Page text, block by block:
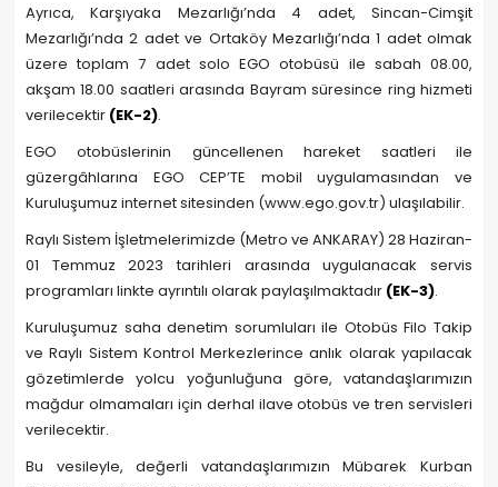
Ayrıca, Karşıyaka Mezarlığı’nda 4 adet, Sincan-Cimşit
Mezarlığı’nda 2 adet ve Ortaköy Mezarlığı’nda 1 adet olmak
üzere toplam 7 adet solo EGO otobüsü ile sabah 08.00,
akşam 18.00 saatleri arasında Bayram süresince ring hizmeti
verilecektir (EK-2).
EGO otobüslerinin güncellenen hareket saatleri ile
güzergâhlarına EGO CEP’TE mobil uygulamasından ve
Kuruluşumuz internet sitesinden (www.ego.gov.tr) ulaşılabilir.
Raylı Sistem İşletmelerimizde (Metro ve ANKARAY) 28 Haziran-
01 Temmuz 2023 tarihleri arasında uygulanacak servis
programları linkte ayrıntılı olarak paylaşılmaktadır (EK-3).
Kuruluşumuz saha denetim sorumluları ile Otobüs Filo Takip
ve Raylı Sistem Kontrol Merkezlerince anlık olarak yapılacak
gözetimlerde yolcu yoğunluğuna göre, vatandaşlarımızın
mağdur olmamaları için derhal ilave otobüs ve tren servisleri
verilecektir.
Bu vesileyle, değerli vatandaşlarımızın Mübarek Kurban